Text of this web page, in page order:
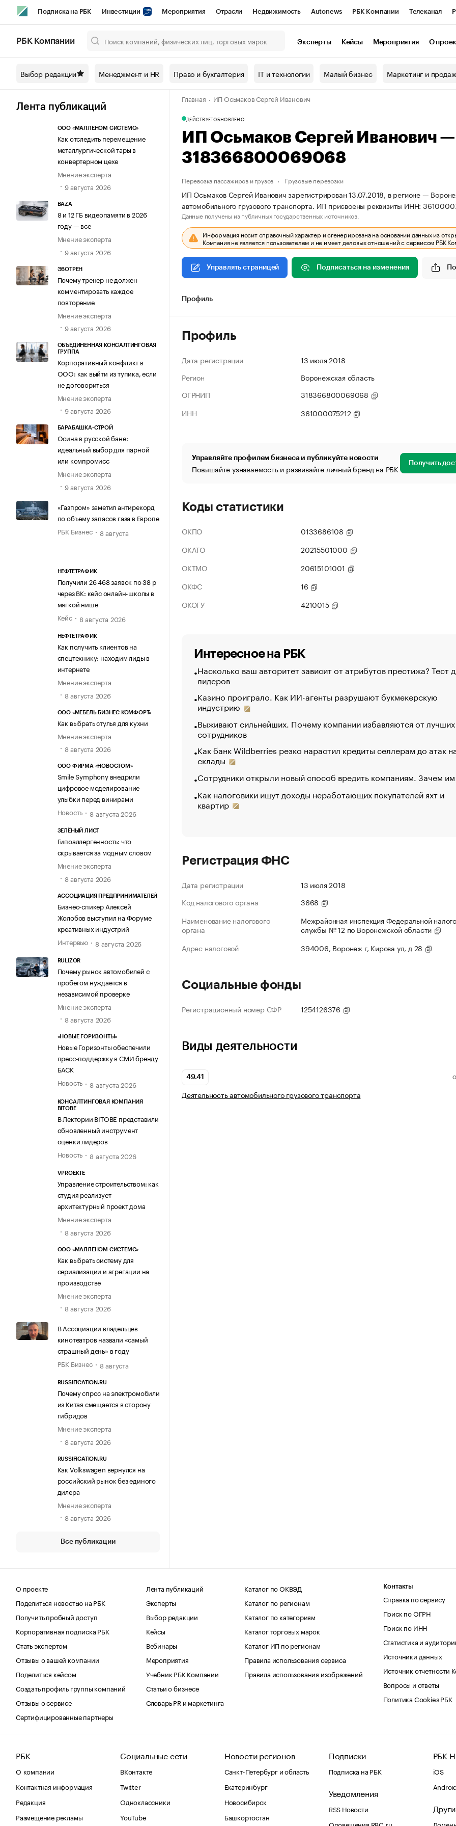
Подписка на РБК Инвестиции Мероприятия Отрасли Недвижимость Autonews РБК Компании Телеканал
Спецпроекты СПб Конференции СПб Спецпроекты Проверка контрагентов
Технологии и медиа Рынок наличной валюты
РБК Компании Эксперты Кейсы Мероприятия О
Выбор редакции Менеджмент и HR Право и бухгалтерия IT и технологии Малый бизнес Маркетинг и
Лента публикаций
ООО «МАЛЛЕНОМ СИСТЕМС»
Как отследить перемещение
металлургической тары в
конвертерном цехе
Мнение эксперта
9 августа 2026
BAZA
8 и 12 ГБ видеопамяти в 2026
году — все
Мнение эксперта
9 августа 2026
ЭВОТРЕН
Почему тренер не должен
комментировать каждое
повторение
Мнение эксперта
9 августа 2026
ОБЪЕДИНЕННАЯ КОНСАЛТИНГОВАЯ
ГРУППА
Корпоративный конфликт в
ООО: как выйти из тупика, если
не договориться
Мнение эксперта
9 августа 2026
БАРАБАШКА-СТРОЙ
Осина в русской бане:
идеальный выбор для парной
или компромисс
Мнение эксперта
9 августа 2026
«Газпром» заметил антирекорд
по объему запасов газа в Европе
РБК Бизнес
8 августа
НЕФТЕТРАФИК
Получили 26 468 заявок по 38 р
через ВК: кейс онлайн-школы в
мягкой нише
Кейс
8 августа 2026
НЕФТЕТРАФИК
Как получить клиентов на
спецтехнику: находим лиды в
интернете
Мнение эксперта
8 августа 2026
ООО «МЕБЕЛЬ БИЗНЕС КОМФОРТ»
Как выбрать стулья для кухни
Мнение эксперта
8 августа 2026
ООО ФИРМА «НОВОСТОМ»
Smile Symphony внедрили
цифровое моделирование
улыбки перед винирами
Новость
8 августа 2026
ЗЕЛЁНЫЙ ЛИСТ
Гипоаллергенность: что
скрывается за модным словом
Мнение эксперта
8 августа 2026
АССОЦИАЦИЯ ПРЕДПРИНИМАТЕЛЕЙ
Бизнес-спикер Алексей
Жолобов выступил на Форуме
креативных индустрий
Интервью
8 августа 2026
RULIZOR
Почему рынок автомобилей с
пробегом нуждается в
независимой проверке
Мнение эксперта
8 августа 2026
«НОВЫЕ ГОРИЗОНТЫ»
Новые Горизонты обеспечили
пресс-поддержку в СМИ бренду
БАСК
Новость
8 августа 2026
КОНСАЛТИНГОВАЯ КОМПАНИЯ
BITOBE
В Лектории BITOBE представили
обновленный инструмент
оценки лидеров
Новость
8 августа 2026
VPROEKTE
Управление строительством: как
студия реализует
архитектурный проект дома
Мнение эксперта
8 августа 2026
ООО «МАЛЛЕНОМ СИСТЕМС»
Как выбрать систему для
сериализации и агрегации на
производстве
Мнение эксперта
8 августа 2026
В Ассоциации владельцев
кинотеатров назвали «самый
страшный день» в году
РБК Бизнес
8 августа
RUSSIFICATION.RU
Почему спрос на электромобили
из Китая смещается в сторону
гибридов
Мнение эксперта
8 августа 2026
RUSSIFICATION.RU
Как Volkswagen вернулся на
российский рынок без единого
дилера
Мнение эксперта
8 августа 2026
Все публикации
Главная ИП Осьмаков Сергей Иванович
ДЕЙСТВУЕТОБНОВЛЕНО
ИП Осьмаков Сергей Иванович
318366800069068
Перевозка пассажиров и грузов Грузовые перевозки
ИП Осьмаков Сергей Иванович зарегистрирован 13.07.2018, в регионе —
автомобильного грузового транспорта. ИП присвоены реквизиты ИНН:
Данные получены из публичных государственных источников.
Информация носит справочный характер и сгенерирована на основании данных из
Компания не является пользователем и не имеет деловых отношений с сервисом РБК
Управлять страницей Подписаться на изменения
Профиль
Профиль
Дата регистрации
13 июля 2018
Регион
Воронежская область
ОГРНИП
318366800069068
ИНН
361000075212
Управляйте профилем бизнеса и публикуйте новости
Повышайте узнаваемость и развивайте личный бренд на РБК Получить
Коды статистики
ОКПО
0133686108
ОКАТО
20215501000
ОКТМО
20615101001
ОКФС
16
ОКОГУ
4210015
Интересное на РБК
Насколько ваш авторитет зависит от атрибутов престижа? Тест
лидеров
Казино проиграло. Как ИИ-агенты разрушают букмекерскую
индустрию
Выживают сильнейших. Почему компании избавляются от лучших
сотрудников
Как банк Wildberries резко нарастил кредиты селлерам до атак
склады
Сотрудники открыли новый способ вредить компаниям. Зачем
Как налоговики ищут доходы неработающих покупателей яхт и
квартир
Регистрация ФНС
Дата регистрации
13 июля 2018
Код налогового органа
3668
Наименование налогового
органа
Межрайонная инспекция Федеральной
службы № 12 по Воронежской области
Адрес налоговой
394006, Воронеж г, Кирова ул, д 28
Социальные фонды
Регистрационный номер СФР 1254126376
Виды деятельности
49.41
Деятельность автомобильного грузового транспорта
О проекте
Поделиться новостью на РБК
Получить пробный доступ
Корпоративная подписка РБК
Стать экспертом
Отзывы о вашей компании
Поделиться кейсом
Создать профиль группы компаний
Отзывы о сервисе
Сертифицированные партнеры
Лента публикаций
Эксперты
Выбор редакции
Кейсы
Вебинары
Мероприятия
Учебник РБК Компании
Статьи о бизнесе
Словарь PR и маркетинга
Каталог по ОКВЭД
Каталог по регионам
Каталог по категориям
Каталог торговых марок
Каталог ИП по регионам
Правила использования сервиса
Правила использования изображений
Контакты
Справка по сервису
Поиск по ОГРН
Поиск по ИНН
Статистика и
Источники данных
Источник отчетности
Вопросы и ответы
Политика Cookies РБК
РБК
О компании
Контактная информация
Редакция
Размещение рекламы
Социальные сети
ВКонтакте
Twitter
Одноклассники
YouTube
Новости регионов
Санкт-Петербург и область
Екатеринбург
Новосибирск
Башкортостан
Подписки
Подписка на РБК
Уведомления
RSS Новости
Оповещения RBC.ru
РБК
iOS